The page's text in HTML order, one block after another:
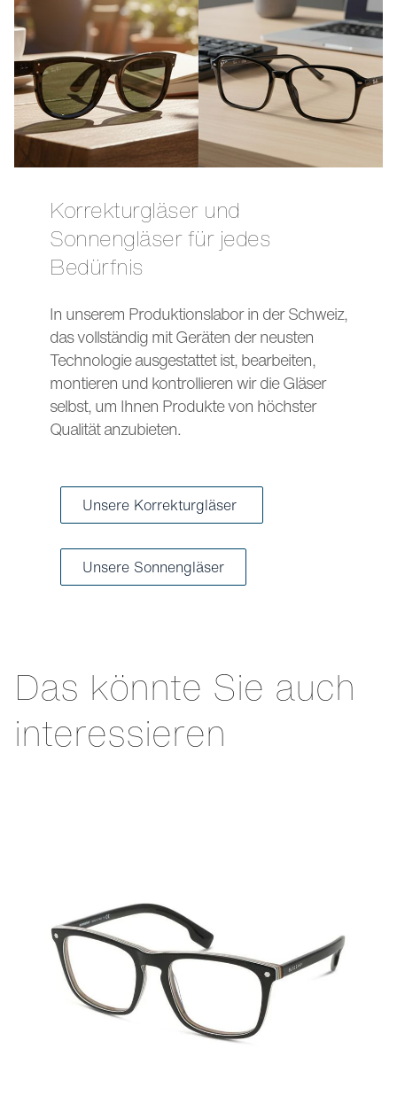
Korrekturgläser und
Sonnengläser für jedes
Bedürfnis
In unserem Produktionslabor in der Schweiz,
das vollständig mit Geräten der neusten
Technologie ausgestattet ist, bearbeiten,
montieren und kontrollieren wir die Gläser
selbst, um Ihnen Produkte von höchster
Qualität anzubieten.
Unsere Korrekturgläser
Unsere Sonnengläser
Das könnte Sie auch
interessieren